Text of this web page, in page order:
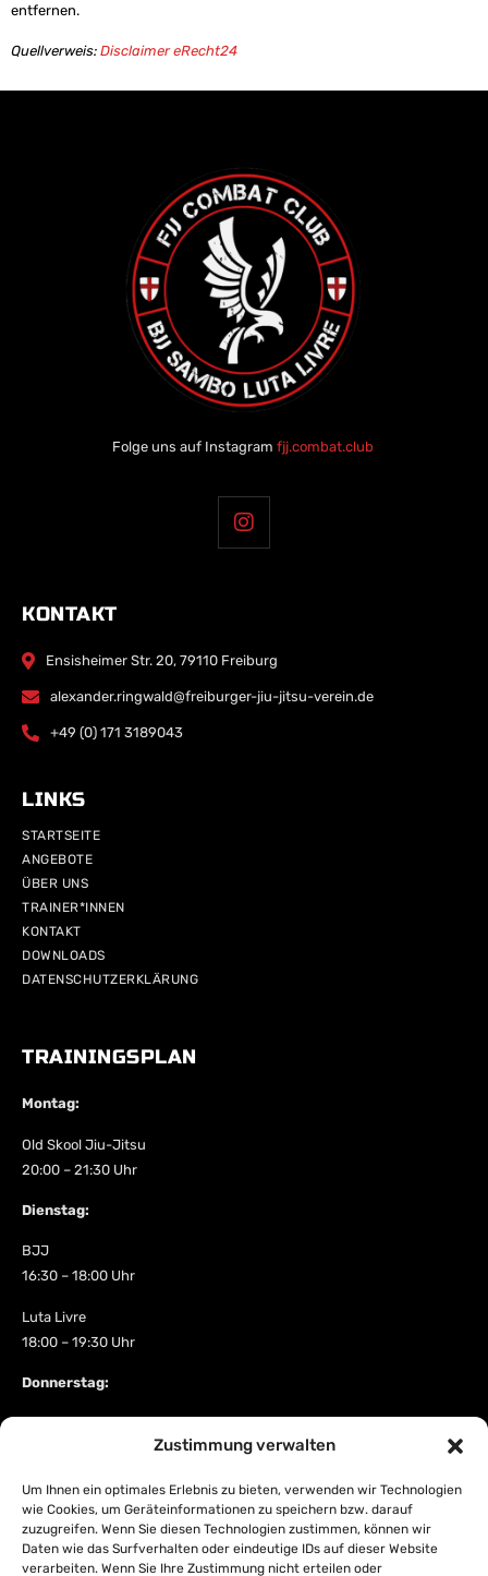
Zustimmung verwalten
Um Ihnen ein optimales Erlebnis zu bieten, verwenden wir Technologien
wie Cookies, um Geräteinformationen zu speichern bzw. darauf
zuzugreifen. Wenn Sie diesen Technologien zustimmen, können wir
Daten wie das Surfverhalten oder eindeutige IDs auf dieser Website
verarbeiten. Wenn Sie Ihre Zustimmung nicht erteilen oder
entfernen.
Quellverweis: Disclaimer eRecht24
Folge uns auf Instagram fjj.combat.club
KONTAKT
Ensisheimer Str. 20, 79110 Freiburg
alexander.ringwald@freiburger-jiu-jitsu-verein.de
+49 (0) 171 3189043
LINKS
STARTSEITE
ANGEBOTE
ÜBER UNS
TRAINER*INNEN
KONTAKT
DOWNLOADS
DATENSCHUTZERKLÄRUNG
TRAININGSPLAN
Montag:
Old Skool Jiu-Jitsu
20:00 – 21:30 Uhr
Dienstag:
BJJ
16:30 – 18:00 Uhr
Luta Livre
18:00 – 19:30 Uhr
Donnerstag:
BJJ / Luta Livre
19:30 – 21:00 Uhr
Trainingsort:Ensisheimer Str. 20, 79110 Freiburg